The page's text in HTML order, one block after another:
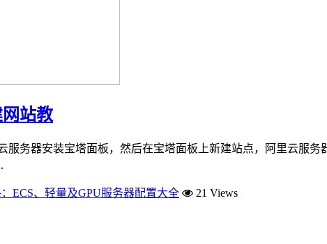
站教
务器安装宝塔面板，然后在宝塔面板上新建站点，阿里云服务
ECS、轻量及GPU服务器配置大全 21 Views